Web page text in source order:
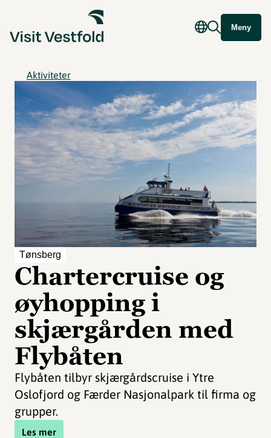
Meny
Aktiviteter
Tønsberg
Chartercruise og
øyhopping i
skjærgården med
Flybåten
Flybåten tilbyr skjærgårdscruise i Ytre
Oslofjord og Færder Nasjonalpark til firma og
grupper.
Les mer